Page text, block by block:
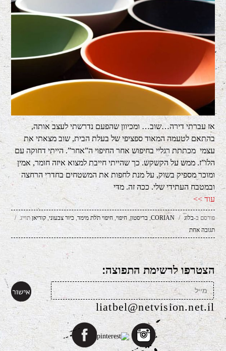
אז עברתי דירה…שוב… ומכיוון שהפעם נדרשתי לעצב אותה,
בהתאם לטעמה המאוד ספציפי של בעלת הבית, שוב מצאתי את
עצמי מכתתת רגליי בחיפוש אחר החיפוי ה”אחר”. הייתי דחוקה עם
הלו”ז. ממש על הקשקש. כך שהייתי חייבת למצוא איזה חומר, אמין
ומוכר מספיק בשוק, על מנת לחפות את המשטחים בחדרי הרחצה
ובמטבח העתידי שלי. ככה זה. מדי
עוד >>
פורסם ב-בלוג /
CORIAN
,בריסטון,חיפוי,חיפוי תלת מימד,כיור צבעוני,קוריאן תוייג /
תגובה אחת
הצטרפו לרשימת התפוצה:
liatbel@netvision.net.il